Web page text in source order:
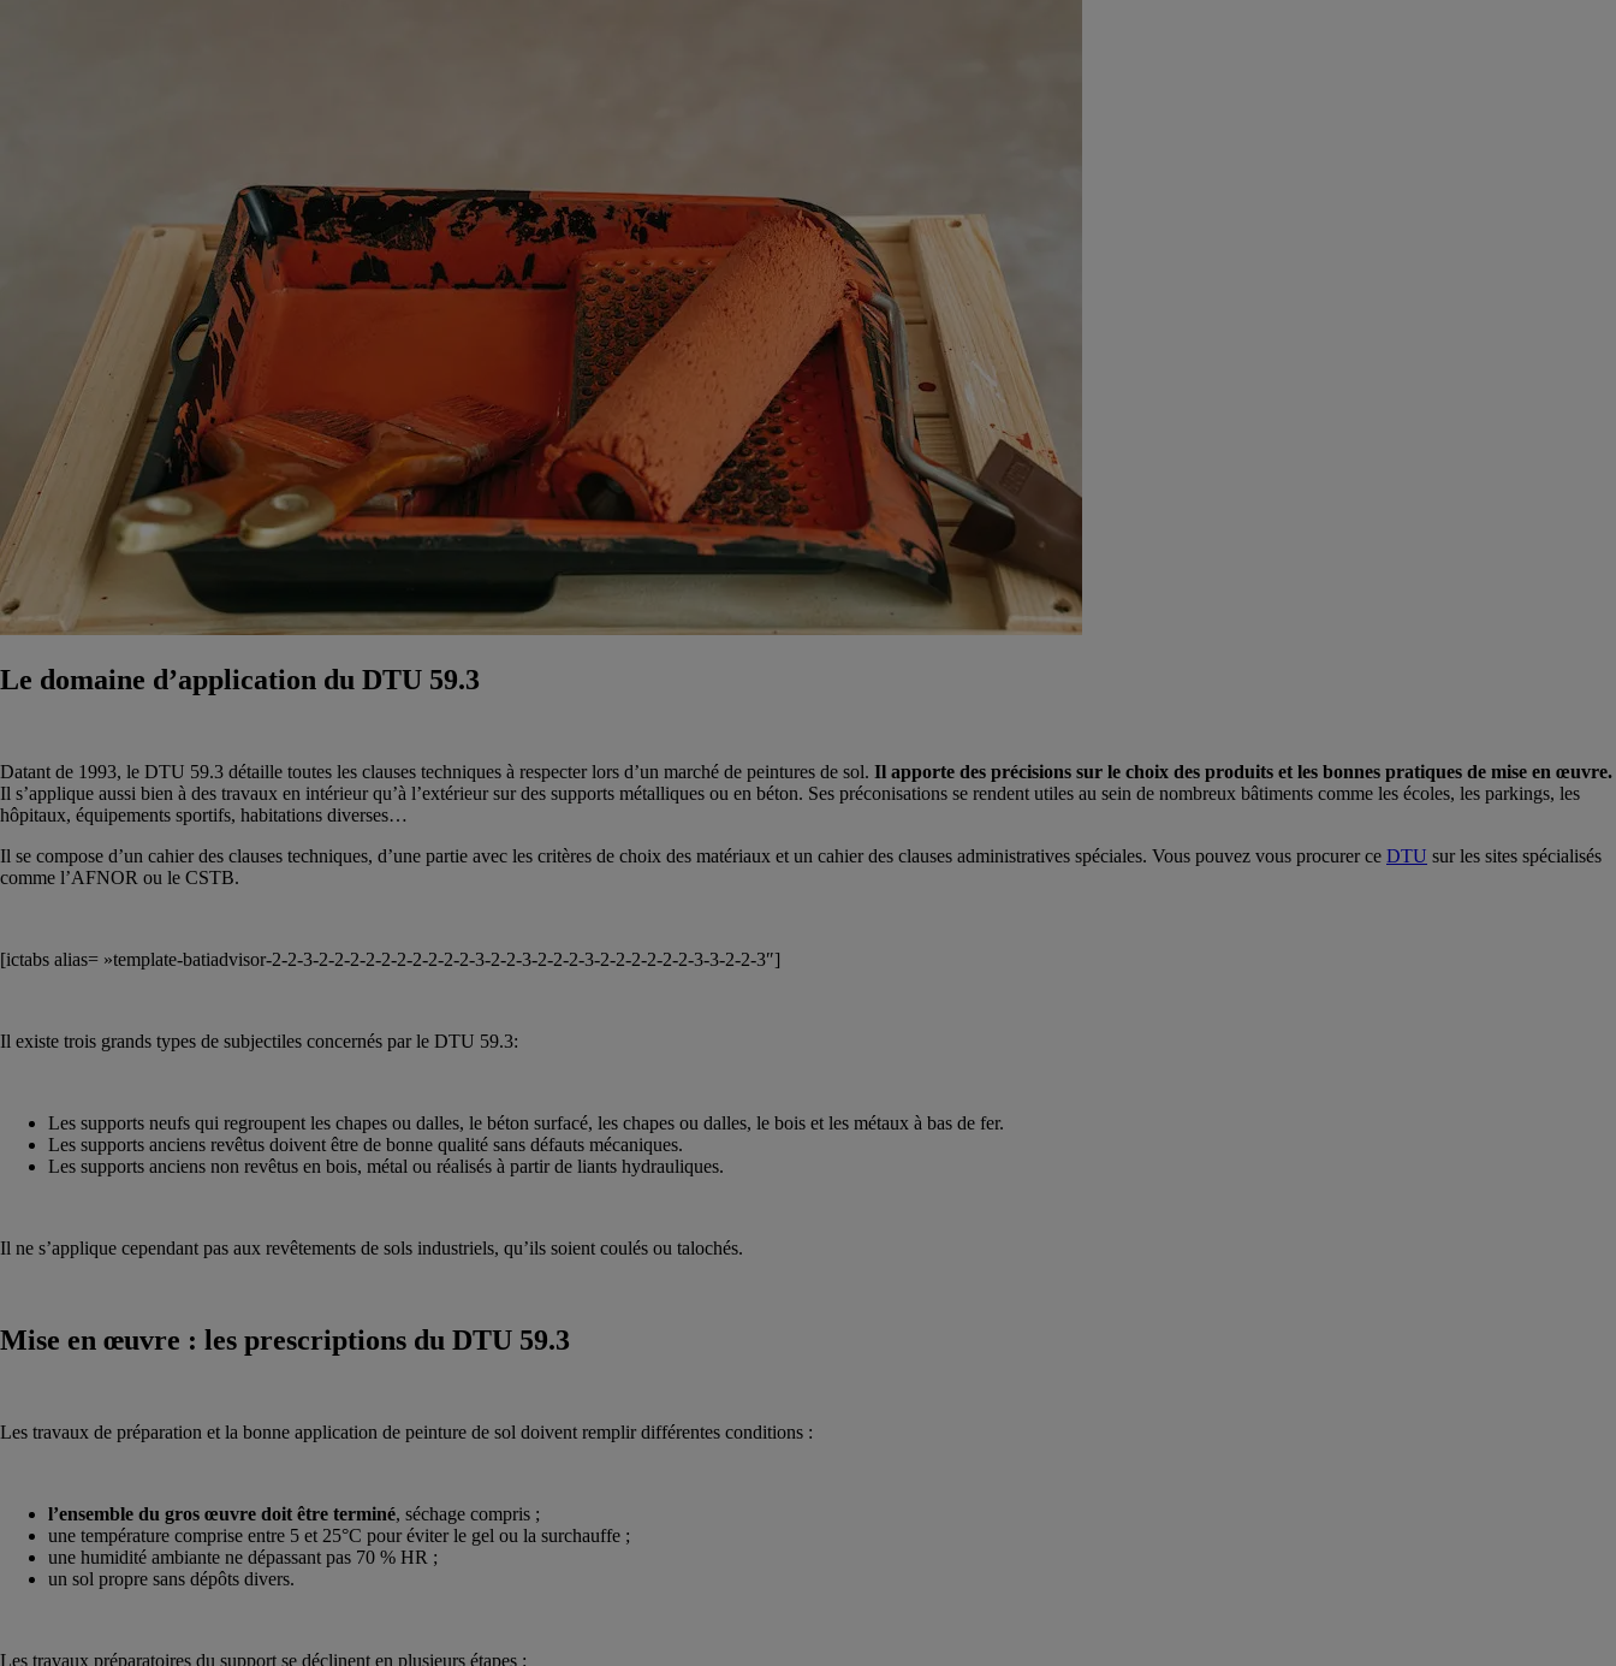
Le domaine d’application du DTU 59.3
Datant de 1993, le DTU 59.3 détaille toutes les clauses techniques à respecter lors d’un marché de peintures de sol. Il apporte des précisions sur le choix des produits et les bonnes pratiques de mise en œuvre.
Il s’applique aussi bien à des travaux en intérieur qu’à l’extérieur sur des supports métalliques ou en béton. Ses préconisations se rendent utiles au sein de nombreux bâtiments comme les écoles, les parkings, les
hôpitaux, équipements sportifs, habitations diverses…
Il se compose d’un cahier des clauses techniques, d’une partie avec les critères de choix des matériaux et un cahier des clauses administratives spéciales. Vous pouvez vous procurer ce DTU sur les sites spécialisés
comme l’AFNOR ou le CSTB.
[ictabs alias= »template-batiadvisor-2-2-3-2-2-2-2-2-2-2-2-2-2-3-2-2-3-2-2-2-3-2-2-2-2-2-2-3-3-2-2-3″]
Il existe trois grands types de subjectiles concernés par le DTU 59.3:
Les supports neufs qui regroupent les chapes ou dalles, le béton surfacé, les chapes ou dalles, le bois et les métaux à bas de fer.
Les supports anciens revêtus doivent être de bonne qualité sans défauts mécaniques.
Les supports anciens non revêtus en bois, métal ou réalisés à partir de liants hydrauliques.
Il ne s’applique cependant pas aux revêtements de sols industriels, qu’ils soient coulés ou talochés.
Mise en œuvre : les prescriptions du DTU 59.3
Les travaux de préparation et la bonne application de peinture de sol doivent remplir différentes conditions :
l’ensemble du gros œuvre doit être terminé, séchage compris ;
une température comprise entre 5 et 25°C pour éviter le gel ou la surchauffe ;
une humidité ambiante ne dépassant pas 70 % HR ;
un sol propre sans dépôts divers.
Les travaux préparatoires du support se déclinent en plusieurs étapes :